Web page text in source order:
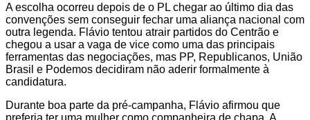
A escolha ocorreu depois de o PL chegar ao último dia das
convenções sem conseguir fechar uma aliança nacional com
outra legenda. Flávio tentou atrair partidos do Centrão e
chegou a usar a vaga de vice como uma das principais
ferramentas das negociações, mas PP, Republicanos, União
Brasil e Podemos decidiram não aderir formalmente à
candidatura.
Durante boa parte da pré-campanha, Flávio afirmou que
preferia ter uma mulher como companheira de chapa. A